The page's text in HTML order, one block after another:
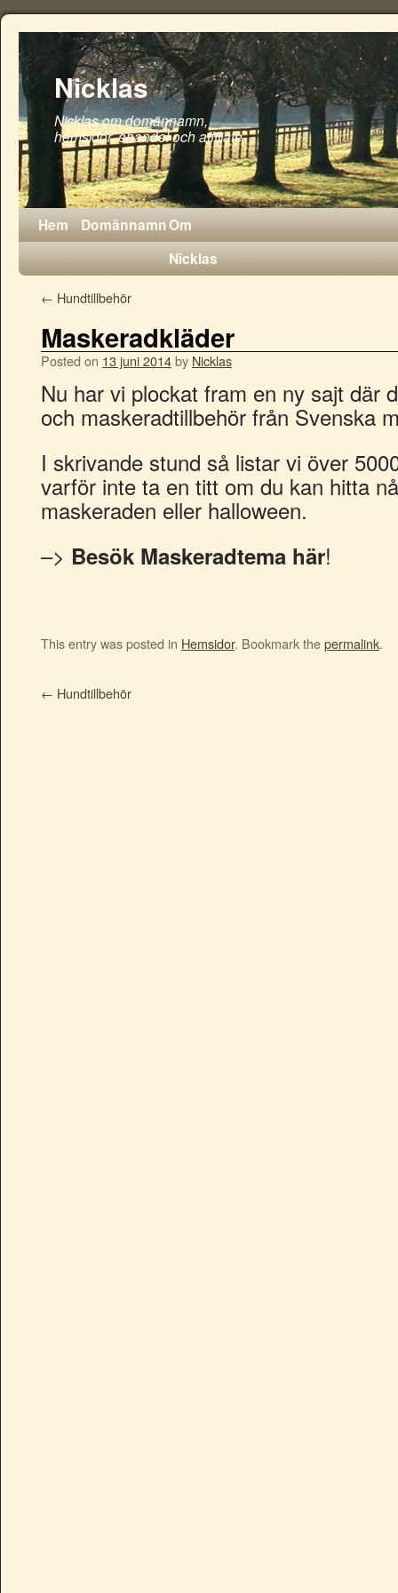
Nicklas
Nicklas om domännamn,
hemsidor, ehandel och affiliate
Hem DomännamnOm
Nicklas
← Hundtillbehör
Maskeradkläder
Posted on 13 juni 2014by Nicklas
Nu har vi plockat fram en ny sajt där
och maskeradtillbehör från Svenska
I skrivande stund så listar vi över
varför inte ta en titt om du kan hitta
maskeraden eller halloween.
–> Besök Maskeradtema här!
This entry was posted in Hemsidor. Bookmark thepermalink.
← Hundtillbehör